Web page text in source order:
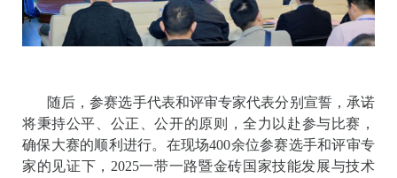
随后，参赛选手代表和评审专家代表分别宣誓，承诺
将秉持公平、公正、公开的原则，全力以赴参与比赛，
确保大赛的顺利进行。在现场400余位参赛选手和评审专
家的见证下，2025一带一路暨金砖国家技能发展与技术